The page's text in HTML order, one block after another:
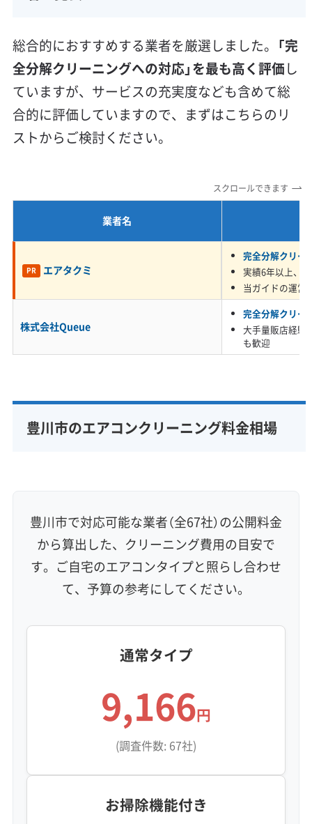
なぜ、豊川市のエアコンは「油っぽ
く、カビやすく、錆びやすい」のか？
着剤となり、ホコリをベタベタに固めま
す。そこに湿気が加わってカビが広がり、
潮風の塩分が機器のサビを進行させるた
め、表面的な掃除では解決が難しいので
豊川市にお住まいのエアコンが直面する問題
す。
れらが換気の際に室内に入り込み、エアコンが
室内の空気を吸い込むことで、内部に蓄積され
ていきます。この油分が、ホコリや花粉を固め
る接着剤のような役割を果たし、ベタベタした
次に、豊川の影響で湿度の高い空気が、油で固
が混ざった汚れは水を保ちやすく、カビにとっ
ては最高のすみかになります。さらに、市内に
広がる畑から飛んでくる土ボコリや植物の胞子
などがカビの栄養となり、その成長を後押しし
保証付き アフターフォロー
女性スタッフ在籍
エコ洗剤使用
アレルギー対策
ハウスダスト除去
利便性・サービス (12)
防汚コーティング
総合的におすすめする業者を厳選しました。 「完
全分解クリーニングへの対応」を最も高く評価し
ていますが、サービスの充実度なども含めて総
合的に評価していますので、まずはこちらのリ
ストからご検討ください。
スクロールできます
業者名
PR エアタクミ
完全分解クリー
実績6年以上、
当ガイドの運営
株式会社Queue
完全分解クリー
大手量販店経験
も歓迎
豊川市のエアコンクリーニング料金相場
豊川市で対応可能な業者（全67社）の公開料金
から算出した、クリーニング費用の目安で
す。ご自宅のエアコンタイプと照らし合わせ
て、予算の参考にしてください。
通常タイプ
9,166円
(調査件数: 67社)
お掃除機能付き